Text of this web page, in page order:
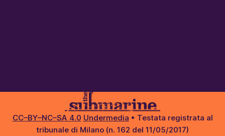
CC–BY–NC–SA 4.0 Undermedia • Testata registrata al
tribunale di Milano (n. 162 del 11/05/2017)